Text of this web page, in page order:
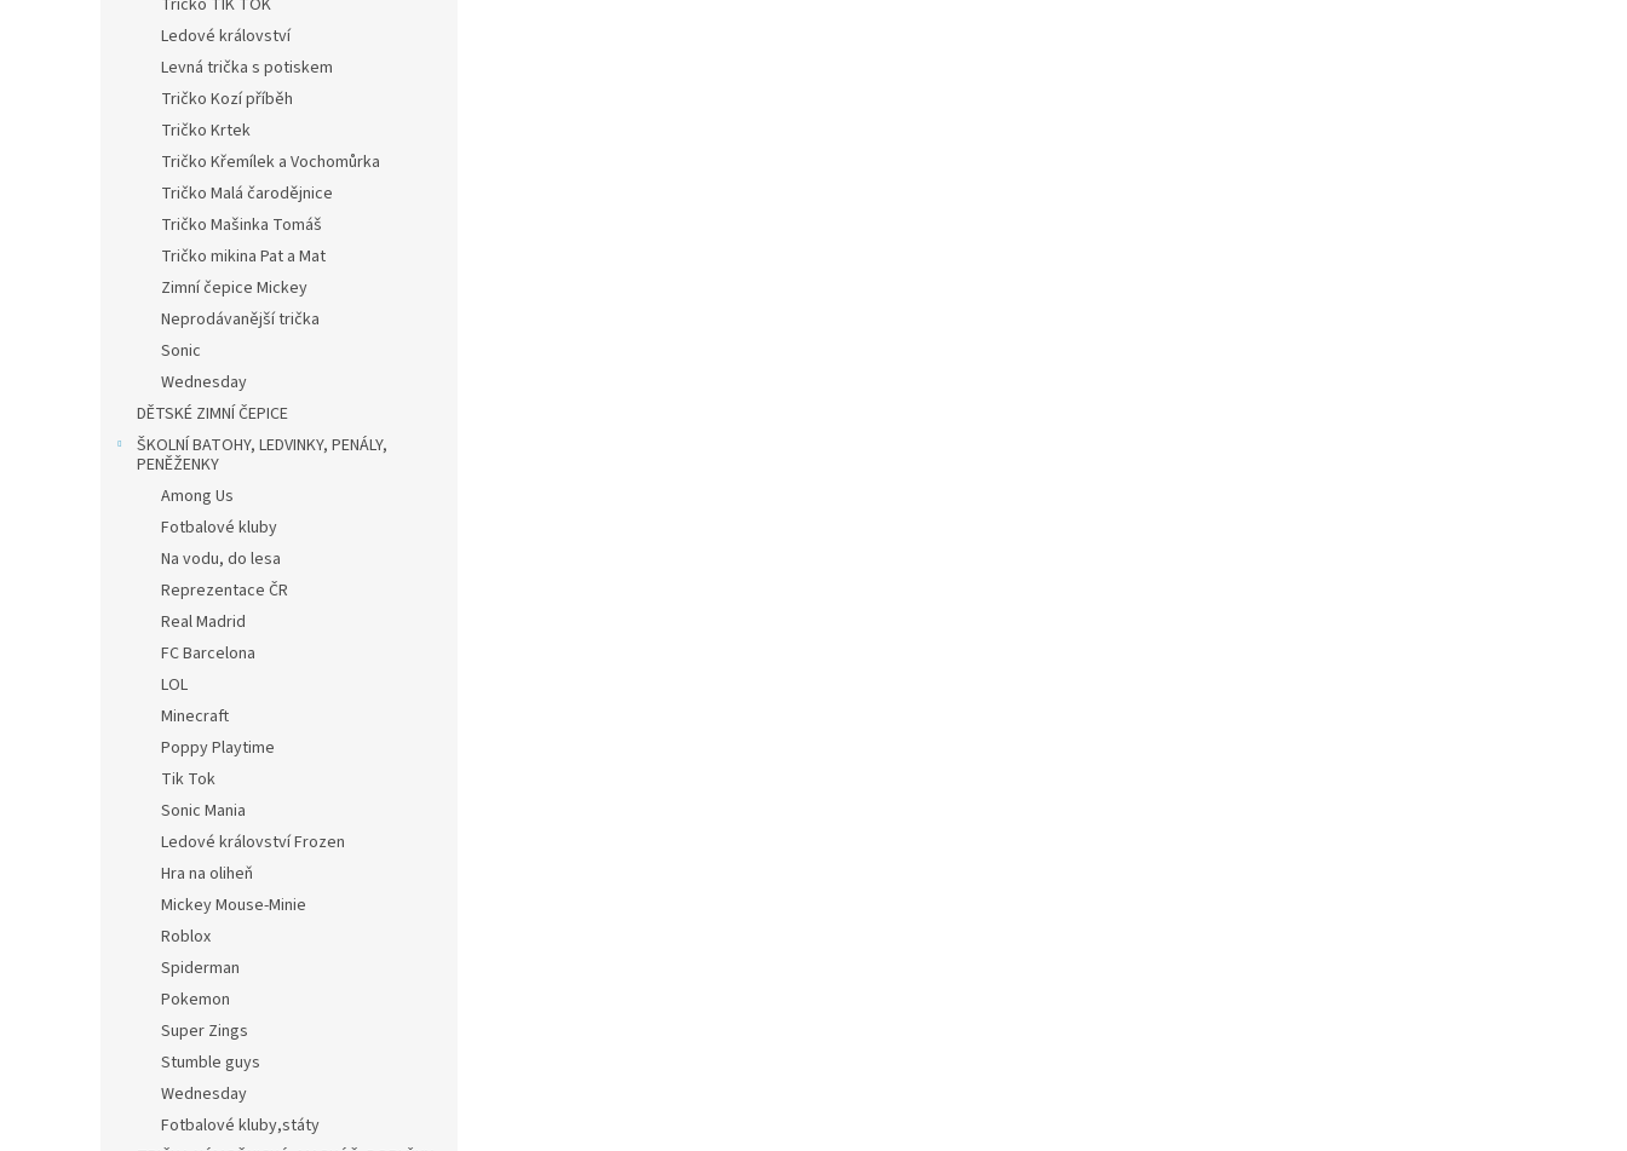
Tričko TIK TOK
Ledové království
Levná trička s potiskem
Tričko Kozí příběh
Tričko Krtek
Tričko Křemílek a Vochomůrka
Tričko Malá čarodějnice
Tričko Mašinka Tomáš
Tričko mikina Pat a Mat
Zimní čepice Mickey
Neprodávanější trička
Sonic
Wednesday
DĚTSKÉ ZIMNÍ ČEPICE
ŠKOLNÍ BATOHY, LEDVINKY, PENÁLY,
PENĚŽENKY
Among Us
Fotbalové kluby
Na vodu, do lesa
Reprezentace ČR
Real Madrid
FC Barcelona
LOL
Minecraft
Poppy Playtime
Tik Tok
Sonic Mania
Ledové království Frozen
Hra na oliheň
Mickey Mouse-Minie
Roblox
Spiderman
Pokemon
Super Zings
Stumble guys
Wednesday
Fotbalové kluby,státy